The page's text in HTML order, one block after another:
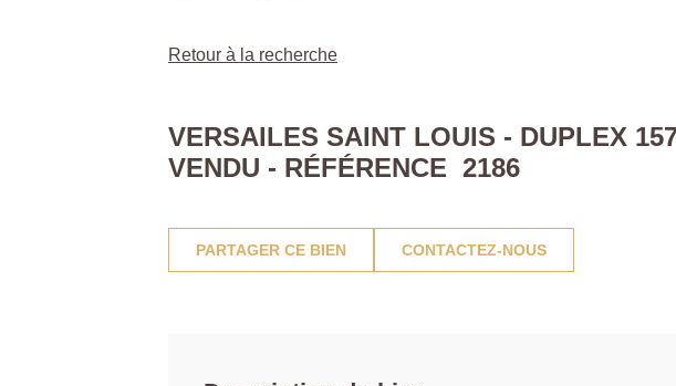
Retour à la recherche
VERSAILES SAINT LOUIS - DUPLEX
VENDU - RÉFÉRENCE 2186
PARTAGER CE BIEN CONTACTEZ-NOUS